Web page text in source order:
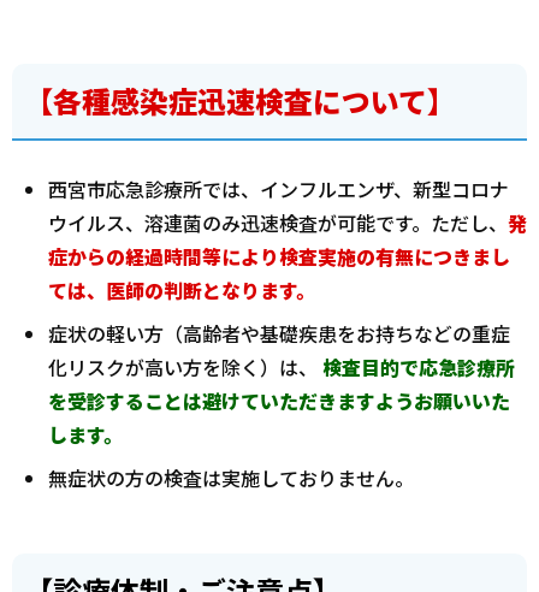
【各種感染症迅速検査について】
西宮市応急診療所では、インフルエンザ、新型コロナ
ウイルス、溶連菌のみ迅速検査が可能です。ただし、 発
症からの経過時間等により検査実施の有無につきまし
ては、医師の判断となります。
症状の軽い方（高齢者や基礎疾患をお持ちなどの重症
化リスクが高い方を除く）は、 検査目的で応急診療所
を受診することは避けていただきますようお願いいた
します。
無症状の方の検査は実施しておりません。